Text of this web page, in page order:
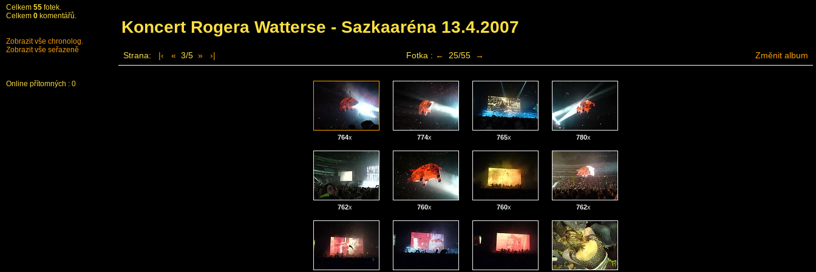
Celkem 55 fotek.
Celkem 0 komentářů.
Zobrazit vše chronolog.
Zobrazit vše seřazeně
Online přítomných : 0
Koncert Rogera Watterse - Sazkaaréna 13.4.2007
Strana: |‹ « 3/5 » ›| Fotka : ← 25/55 → Změnit album
764x 774x 765x 780x
762x 760x 760x 762x